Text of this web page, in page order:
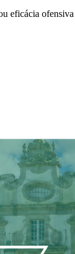
eficácia